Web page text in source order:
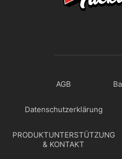
AGB
Datenschutzerklärung
PRODUKTUNTERSTÜTZUNG
& KONTAKT